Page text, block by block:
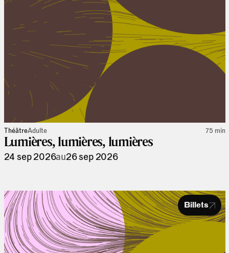
ThéâtreAdulte 75 min
Lumières, lumières, lumières
24 sep 2026au26 sep 2026
Billets